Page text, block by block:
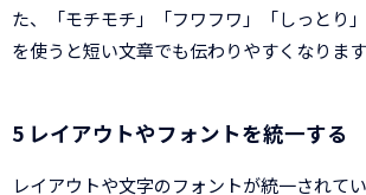
た、「モチモチ」「フワフワ」「しっとり
を使うと短い文章でも伝わりやすくなります
5 レイアウトやフォントを統一する
レイアウトや文字のフォントが統一されて